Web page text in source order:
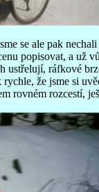
se ale pak
popisovat, a už
ustřelují, ráfkové
že jsme si
rovném rozcestí,